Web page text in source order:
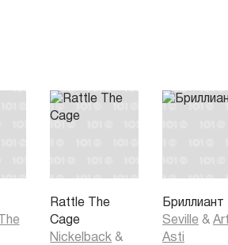
Rattle The
Cage
Nickelback &
Бриллиант
Seville &
Asti